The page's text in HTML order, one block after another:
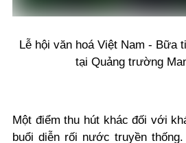
Lễ hội văn hoá Việt Nam - Bữa
tại Quảng trường
Một điểm thu hút khác đối với
buổi diễn rối nước truyền